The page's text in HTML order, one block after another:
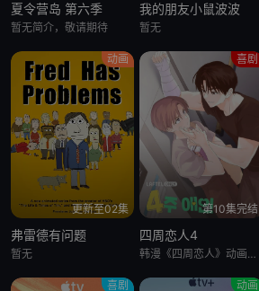
夏令营岛 第六季
暂无简介，敬请期待
我的朋友小鼠波波
暂无
动画
更新至02集
弗雷德有问题
暂无
喜剧
第10集完结
四周恋人4
韩漫《四周恋人》动画化决定！
喜剧 动画